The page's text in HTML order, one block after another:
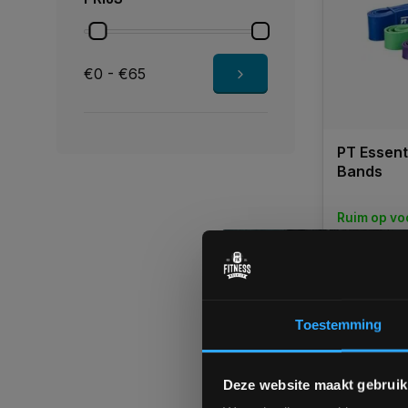
Toestemming
Deze website maakt
€0 - €65
PT
Bands
Ruim op